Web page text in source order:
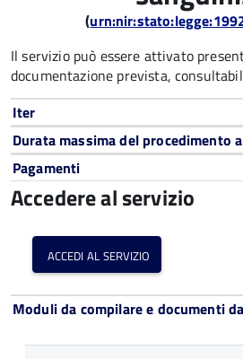
(
Il servizio può essere attivato
documentazione prevista,
Iter
Durata massima del procedimento
Pagamenti
Accedere al servizio
accedi al servizio
Moduli da compilare e documenti